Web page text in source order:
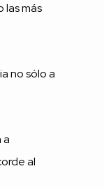
las más
no sólo a
a
al